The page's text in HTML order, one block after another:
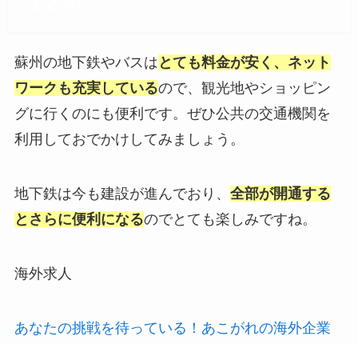
蘇州の地下鉄やバスは とても料金が安く、ネット
ワークも充実しているので、観光地やショッピン
グに行くのにも便利です。ぜひ公共の交通機関を
利用しておでかけしてみましょう。
地下鉄は今も建設が進んでおり、 全部が開通する
とさらに便利になるのでとても楽しみですね。
海外求人
あなたの挑戦を待っている！あこがれの海外企業